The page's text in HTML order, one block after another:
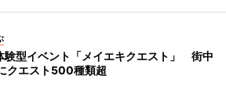
験型イベント「メイエキクエスト」 街中
クエスト500種類超